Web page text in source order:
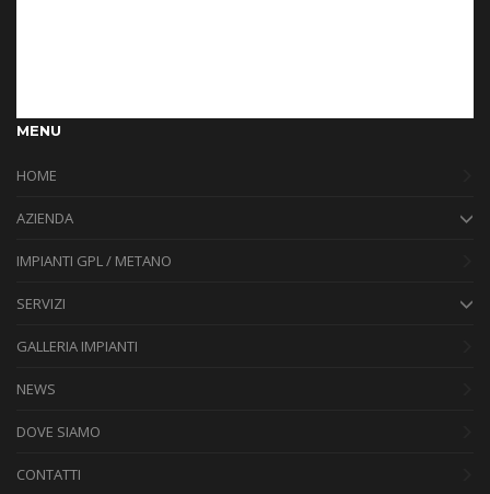
MENU
HOME
AZIENDA
IMPIANTI GPL / METANO
SERVIZI
GALLERIA IMPIANTI
NEWS
DOVE SIAMO
CONTATTI